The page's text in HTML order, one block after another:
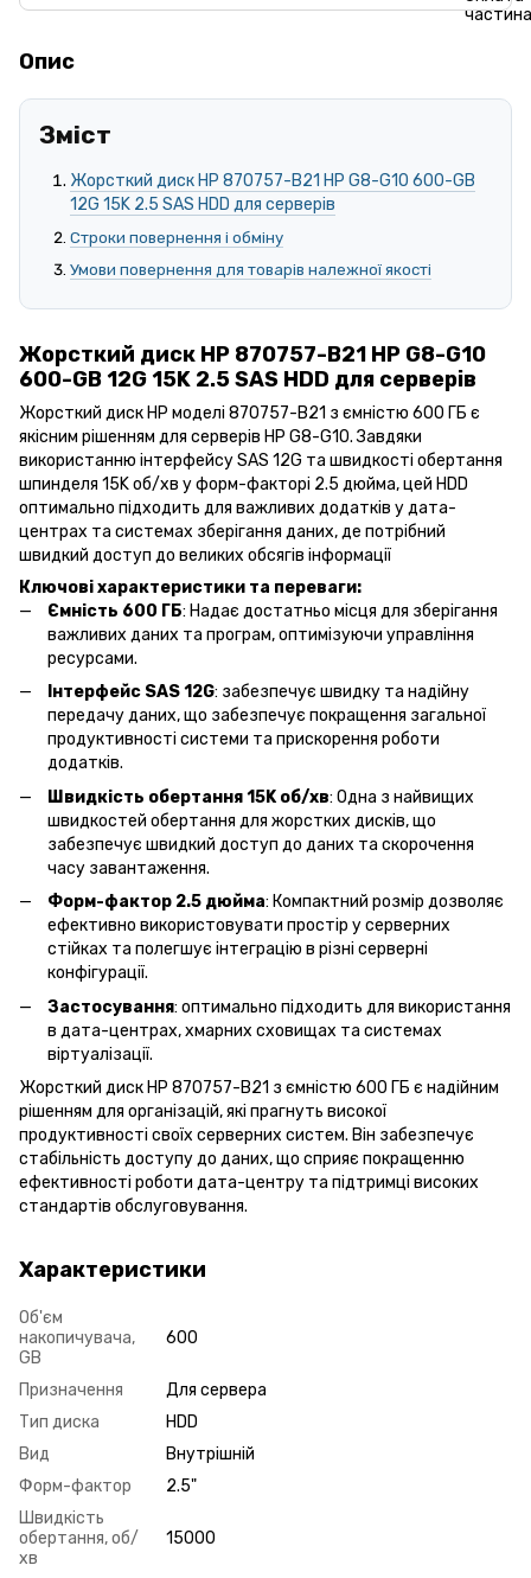
Опис
Зміст
Жорсткий диск HP 870757-B21 HP G8-G10 600-GB
12G 15K 2.5 SAS HDD для серверів
Строки повернення і обміну
Умови повернення для товарів належної якості
Жорсткий диск HP 870757-B21 HP G8-G10
600-GB 12G 15K 2.5 SAS HDD для серверів
Жорсткий диск HP моделі 870757-B21 з ємністю 600 ГБ є
якісним рішенням для серверів HP G8-G10. Завдяки
використанню інтерфейсу SAS 12G та швидкості обертання
шпинделя 15K об/хв у форм-факторі 2.5 дюйма, цей HDD
оптимально підходить для важливих додатків у дата-
центрах та системах зберігання даних, де потрібний
швидкий доступ до великих обсягів інформації
Ключові характеристики та переваги:
Ємність 600 ГБ: Надає достатньо місця для зберігання
важливих даних та програм, оптимізуючи управління
ресурсами.
Інтерфейс SAS 12G: забезпечує швидку та надійну
передачу даних, що забезпечує покращення загальної
продуктивності системи та прискорення роботи
додатків.
Швидкість обертання 15K об/хв: Одна з найвищих
швидкостей обертання для жорстких дисків, що
забезпечує швидкий доступ до даних та скорочення
часу завантаження.
Форм-фактор 2.5 дюйма: Компактний розмір дозволяє
ефективно використовувати простір у серверних
стійках та полегшує інтеграцію в різні серверні
конфігурації.
Застосування: оптимально підходить для використання
в дата-центрах, хмарних сховищах та системах
віртуалізації.
Жорсткий диск HP 870757-B21 з ємністю 600 ГБ є надійним
рішенням для організацій, які прагнуть високої
продуктивності своїх серверних систем. Він забезпечує
стабільність доступу до даних, що сприяє покращенню
ефективності роботи дата-центру та підтримці високих
стандартів обслуговування.
Характеристики
Об'єм
накопичувача,
GB
600
Призначення
Для сервера
Тип диска
HDD
Вид
Внутрішній
Форм-фактор
2.5"
Швидкість
обертання, об/
хв
15000